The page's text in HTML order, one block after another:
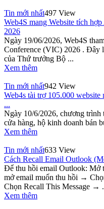
Tin mới nhất497 View
Web4S mang Website tích
2026
Ngày 19/06/2026, Web4S
Conference (VIC) 2026 . Đây
của Thứ trưởng Bộ ...
Xem thêm
Tin mới nhất942 View
Web4s tài trợ 105.000
...
Ngày 10/6/2026, chương trình
cửa hàng, hộ kinh doanh bán
Xem thêm
Tin mới nhất633 View
Cách Recall Email Outlook
Để thu hồi email Outlook: Mở
mở email muốn thu hồi →
Chọn Recall This Message →
Xem thêm